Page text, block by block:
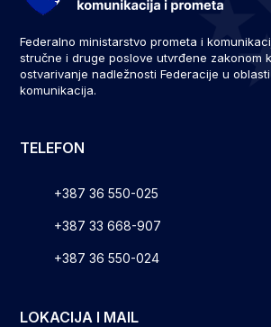
Federalno ministarstvo prometa i
stručne i druge poslove utvrđene zakonom
ostvarivanje nadležnosti Federacije u
komunikacija.
TELEFON
+387 36 550-025
+387 33 668-907
+387 36 550-024
LOKACIJA I MAIL